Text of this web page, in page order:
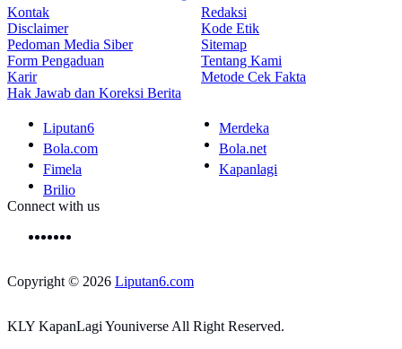
Kontak
Redaksi
Disclaimer
Kode Etik
Pedoman Media Siber
Sitemap
Form Pengaduan
Tentang Kami
Karir
Metode Cek Fakta
Hak Jawab dan Koreksi Berita
Liputan6
Merdeka
Bola.com
Bola.net
Fimela
Kapanlagi
Brilio
Connect with us
Copyright © 2026 Liputan6.com
KLY KapanLagi Youniverse All Right Reserved.